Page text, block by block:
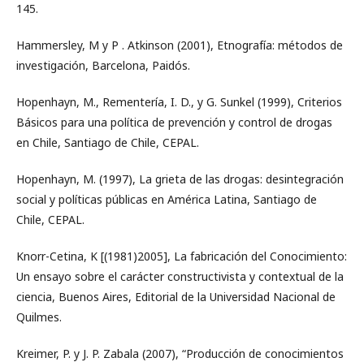
145.
Hammersley, M y P . Atkinson (2001), Etnografía: métodos de
investigación, Barcelona, Paidós.
Hopenhayn, M., Rementería, I. D., y G. Sunkel (1999), Criterios
Básicos para una política de prevención y control de drogas
en Chile, Santiago de Chile, CEPAL.
Hopenhayn, M. (1997), La grieta de las drogas: desintegración
social y políticas públicas en América Latina, Santiago de
Chile, CEPAL.
Knorr-Cetina, K [(1981)2005], La fabricación del Conocimiento:
Un ensayo sobre el carácter constructivista y contextual de la
ciencia, Buenos Aires, Editorial de la Universidad Nacional de
Quilmes.
Kreimer, P. y J. P. Zabala (2007), “Producción de conocimientos